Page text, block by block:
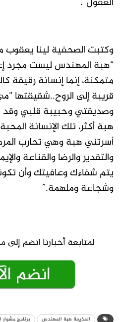
وكتبت الصحفية لينا يعقوب
“هبة المهندس ليست مجرد
متمكنة، إنما إنسانة رقيقة
قريبة إلى الروح..شقيقتها
وصديقتي وحبيبة قلبي وقد
هبة أكثر، تلك الإنسانة
أسرتني هبة وهي تحارب
والتقدير والرضا والقناعة
يتم شفاءك وعافيتك وأن
وشجاعة وملهمة.”
المذيعة هبة المهندس برنامج مشوار